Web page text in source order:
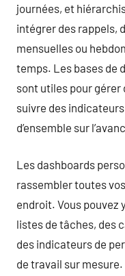
journées, et
intégrer des rappels,
mensuelles ou
temps. Les bases de
sont utiles pour
suivre des
d’ensemble sur
Les dashboards
rassembler toutes
endroit. Vous pouvez
listes de tâches, des
des indicateurs de
de travail sur